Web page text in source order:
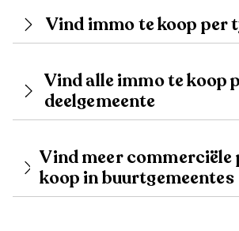
Vind immo te koop per
Vind alle immo te koop
deelgemeente
Vind meer commerciële
koop in buurtgemeentes